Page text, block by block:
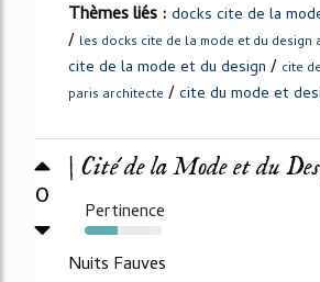
Thèmes liés : docks cite de la
/ les docks cite de la mode et du design
cite de la mode et du design / cite
paris architecte /cite du mode et
0
| Cité de la Mode et du
Pertinence
43%
Nuits Fauves